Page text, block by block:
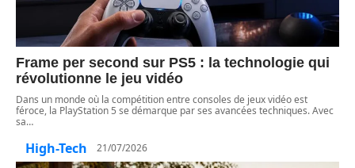
Frame per second sur PS5 : la technologie qui
révolutionne le jeu vidéo
Dans un monde où la compétition entre consoles de jeux vidéo est
féroce, la PlayStation 5 se démarque par ses avancées techniques. Avec
sa…
High-Tech 21/07/2026